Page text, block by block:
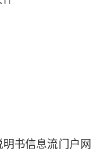
书信息流门户网